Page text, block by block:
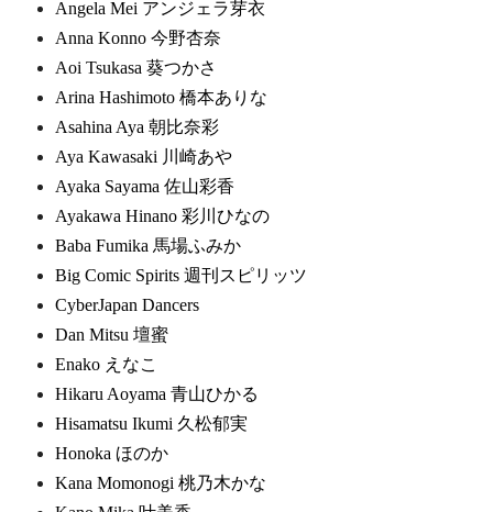
Angela Mei アンジェラ芽衣
Anna Konno 今野杏奈
Aoi Tsukasa 葵つかさ
Arina Hashimoto 橋本ありな
Asahina Aya 朝比奈彩
Aya Kawasaki 川崎あや
Ayaka Sayama 佐山彩香
Ayakawa Hinano 彩川ひなの
Baba Fumika 馬場ふみか
Big Comic Spirits 週刊スピリッツ
CyberJapan Dancers
Dan Mitsu 壇蜜
Enako えなこ
Hikaru Aoyama 青山ひかる
Hisamatsu Ikumi 久松郁実
Honoka ほのか
Kana Momonogi 桃乃木かな